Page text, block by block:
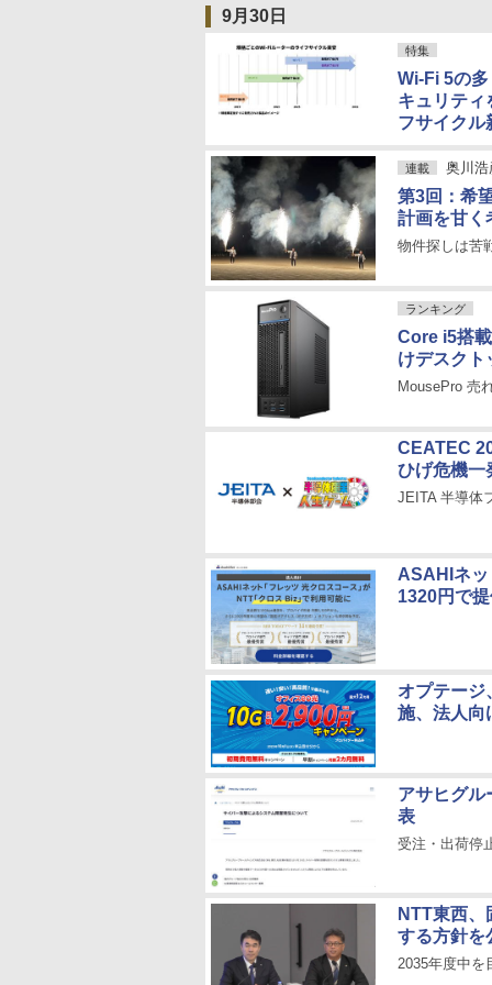
9月30日
特集
Wi-Fi 5の
キュリティ
フサイクル
連載 奥川浩
第3回：希
計画を甘く
物件探しは苦
ランキング
Core i5搭
けデスクト
MousePro 売
CEATEC
ひげ危機一
JEITA 半導体
ASAHIネッ
1320円で
オプテージ
施、法人向
アサヒグル
表
受注・出荷停
NTT東西
する方針を
2035年度中を